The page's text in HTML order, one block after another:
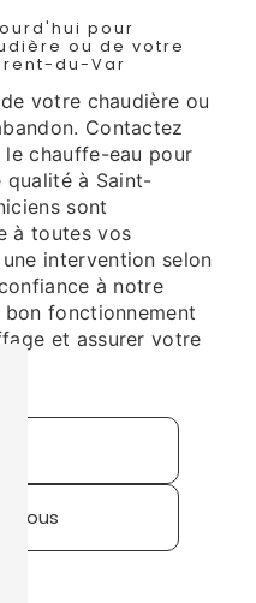
pour
ou de votre
du-Var
votre chaudière ou
Contactez
chauffe-eau pour
qualité à Saint-
sont
à toutes vos
intervention selon
à notre
fonctionnement
et assurer votre
nous